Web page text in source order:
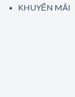
KHUYẾN MÃI